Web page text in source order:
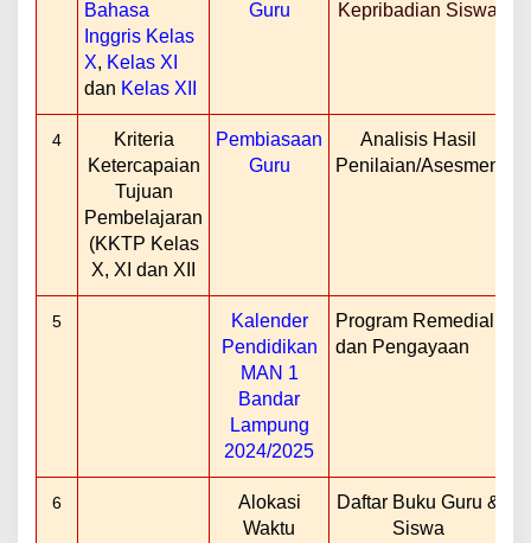
Bahasa
Inggris Kelas
X, Kelas XI
dan Kelas XII
Guru
Kepribadian Siswa
4
Kriteria
Ketercapaian
Tujuan
Pembelajaran
(KKTP Kelas
X, XI dan XII
Pembiasaan
Guru
Analisis Hasil
Penilaian/Asesmen
5
Kalender
Pendidikan
MAN 1
Bandar
Lampung
2024/2025
Program Remedial
dan Pengayaan
6
Alokasi
Waktu
Daftar Buku Guru &
Siswa